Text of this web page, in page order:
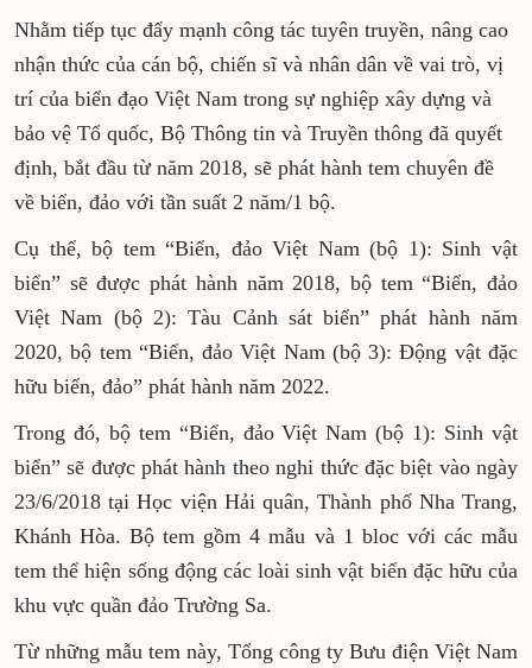
Nhằm tiếp tục đẩy mạnh công tác tuyên truyền, nâng cao
nhận thức của cán bộ, chiến sĩ và nhân dân về vai trò, vị
trí của biển đạo Việt Nam trong sự nghiệp xây dựng và
bảo vệ Tổ quốc, Bộ Thông tin và Truyền thông đã quyết
định, bắt đầu từ năm 2018, sẽ phát hành tem chuyên đề
về biển, đảo với tần suất 2 năm/1 bộ.
Cụ thể, bộ tem “Biển, đảo Việt Nam (bộ 1): Sinh vật
biển” sẽ được phát hành năm 2018, bộ tem “Biển, đảo
Việt Nam (bộ 2): Tàu Cảnh sát biển” phát hành năm
2020, bộ tem “Biển, đảo Việt Nam (bộ 3): Động vật đặc
hữu biển, đảo” phát hành năm 2022.
Trong đó, bộ tem “Biển, đảo Việt Nam (bộ 1): Sinh vật
biển” sẽ được phát hành theo nghi thức đặc biệt vào ngày
23/6/2018 tại Học viện Hải quân, Thành phố Nha Trang,
Khánh Hòa. Bộ tem gồm 4 mẫu và 1 bloc với các mẫu
tem thể hiện sống động các loài sinh vật biển đặc hữu của
khu vực quần đảo Trường Sa.
Từ những mẫu tem này, Tổng công ty Bưu điện Việt Nam